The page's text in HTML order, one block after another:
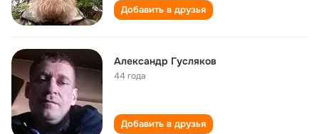
Добавить в друзья
Александр Гусляков
44 года
Добавить в друзья